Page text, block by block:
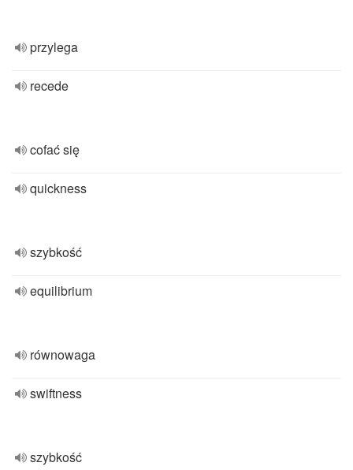
przylega
recede
cofać się
quickness
szybkość
equilibrium
równowaga
swiftness
szybkość